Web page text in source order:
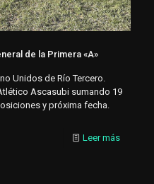
de la Primera «A»
Unidos de Río Tercero.
Ascasubi sumando 19
y próxima fecha.
Leer más